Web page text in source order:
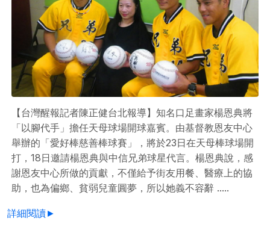
【台灣醒報記者陳正健台北報導】知名口足畫家楊恩典將
「以腳代手」擔任天母球場開球嘉賓。由基督教恩友中心
舉辦的「愛好棒慈善棒球賽」，將於23日在天母棒球場開
打，18日邀請楊恩典與中信兄弟球星代言。楊恩典說，感
謝恩友中心所做的貢獻，不僅給予街友用餐、醫療上的協
助，也為偏鄉、貧弱兒童圓夢，所以她義不容辭 .....
詳細閱讀►